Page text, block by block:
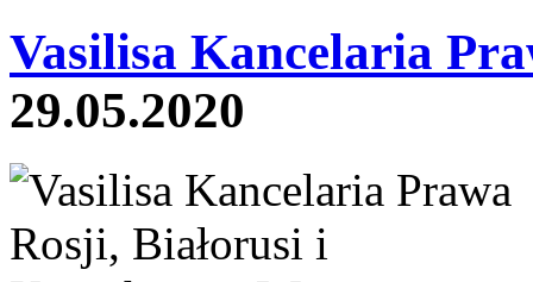
Vasilisa Kancelaria
29.05.2020